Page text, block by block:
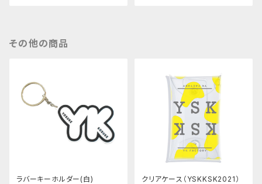
その他の商品
ラバーキーホルダー(白) クリアケース（YSKKSK2021）